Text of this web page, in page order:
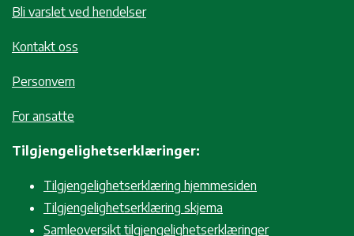
Bli varslet ved hendelser
Kontakt oss
Personvern
For ansatte
Tilgjengelighetserklæringer:
Tilgjengelighetserklæring hjemmesiden
Tilgjengelighetserklæring skjema
Samleoversikt tilgjengelighetserklæringer